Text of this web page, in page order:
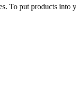
To put products into